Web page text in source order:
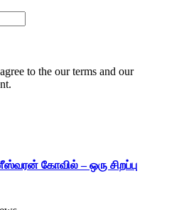
to the our terms and our
கோவில் – ஒரு சிறப்பு